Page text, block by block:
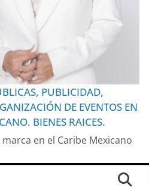
PUBLICIDAD,
DE EVENTOS EN
BIENES RAICES.
en el Caribe Mexicano